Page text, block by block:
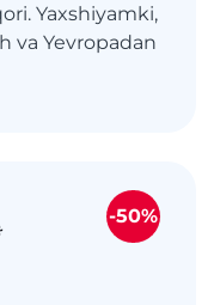
Yaxshiyamki,
va Yevropadan
-50%